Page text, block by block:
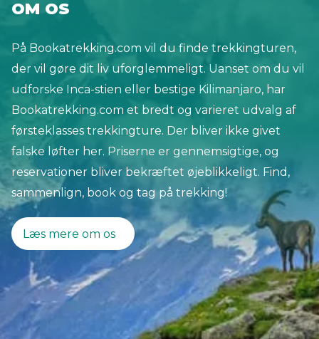
OM OS
På Bookatrekking.com vil du finde trekkingturen,
der vil gøre dit liv uforglemmeligt. Uanset om du vil
udforske Inca-stien eller bestige Kilimanjaro, har
Bookatrekking.com et bredt og varieret udvalg af
førsteklasses trekkingture. Der bliver ikke givet
falske løfter her. Priserne er gennemsigtige, og
reservationer bliver bekræftet øjeblikkeligt. Find,
sammenlign, book og tag på trekking!
Læs mere om os